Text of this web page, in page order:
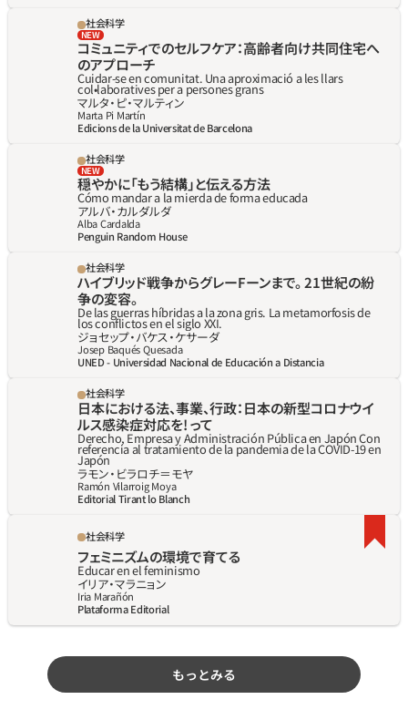
社会科学
NEW
コミュニティでのセルフケア：高齢者向け共同住宅へ
のアプローチ
Cuidar-se en comunitat. Una aproximació a les llars
col•laboratives per a persones grans
マルタ・ピ・マルティン
Marta Pi Martín
Edicions de la Universitat de Barcelona
社会科学
NEW
穏やかに「もう結構」と伝える方法
Cómo mandar a la mierda de forma educada
アルバ・カルダルダ
Alba Cardalda
Penguin Random House
社会科学
ハイブリッド戦争からグレーFーンまで。 21世紀の紛
争の変容。
De las guerras híbridas a la zona gris. La metamorfosis de
los conflictos en el siglo XXI.
ジョセップ‧バケス‧ケサーダ
Josep Baqués Quesada
UNED - Universidad Nacional de Educación a Distancia
社会科学
日本における法、事業、行政：日本の新型コロナウイ
ルス感染症対応を! って
Derecho, Empresa y Administración Pública en Japón Con
referencia al tratamiento de la pandemia de la COVID-19 en
Japón
ラモン‧ビラロチ＝モヤ
Ramón Vilarroig Moya
Editorial Tirant lo Blanch
社会科学
フェミニズムの環境で育てる
Educar en el feminismo
イリア‧マラニョン
Iria Marañón
Plataforma Editorial
もっとみる